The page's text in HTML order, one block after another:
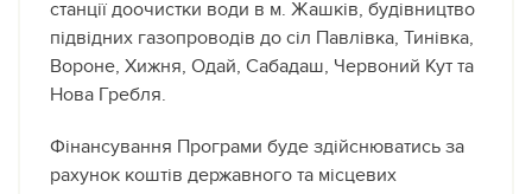
станції доочистки води в м. Жашків, будівництво
підвідних газопроводів до сіл Павлівка, Тинівка,
Вороне, Хижня, Одай, Сабадаш, Червоний Кут та
Нова Гребля.
Фінансування Програми буде здійснюватись за
рахунок коштів державного та місцевих